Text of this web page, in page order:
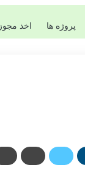
پروژه ها اخذ مجوز